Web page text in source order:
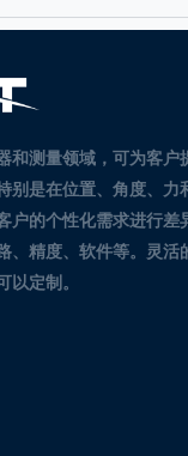
和测量领域，可为客户
别是在位置、角度、力
户的个性化需求进行差
、精度、软件等。灵活
以定制。